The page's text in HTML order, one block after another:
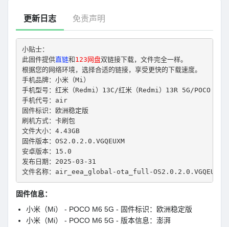
更新日志 免责声明
小贴士：
此固件提供直链和123网盘双链接下载，文件完全一样。
根据您的网络环境，选择合适的链接，享受更快的下载速度。
手机品牌：小米（Mi）
手机型号：红米（Redmi）13C/红米（Redmi）13R 5G/POCO M6
手机代号：air
固件标识：欧洲稳定版
刷机方式：卡刷包
文件大小：4.43GB
固件版本：OS2.0.2.0.VGQEUXM
安卓版本：15.0
发布日期：2025-03-31
文件名称：air_eea_global-ota_full-
固件信息：
小米（Mi） - POCO M6 5G - 固件标识：欧洲稳定版
小米（Mi） - POCO M6 5G - 版本信息：澎湃